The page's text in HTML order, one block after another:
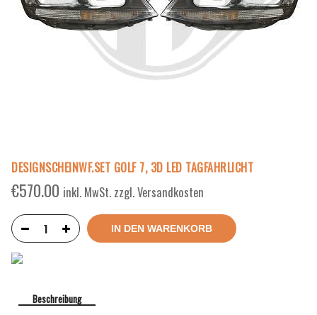
DESIGNSCHEINWF.SET GOLF 7, 3D LED TAGFAHRLICHT
€570.00 inkl. MwSt. zzgl. Versandkosten
IN DEN WARENKORB
Beschreibung